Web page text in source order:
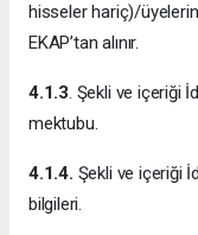
hisseler hariç)/
EKAP’tan alınır.
4.1.3. Şekli ve içeriği
mektubu.
4.1.4. Şekli ve içeriği
bilgileri.